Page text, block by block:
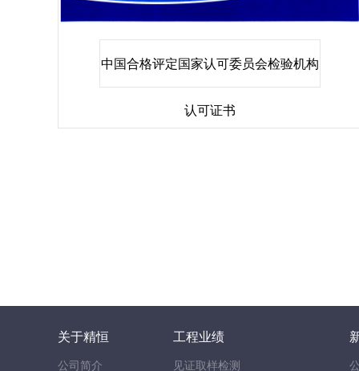
中国合格评定国家认可委员会检验机构
认可证书
关于精恒
公司简介
工程业绩
见证取样检测